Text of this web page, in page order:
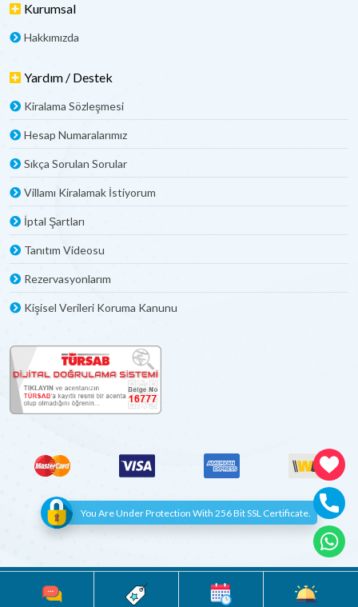
Kurumsal
Hakkımızda
Yardım / Destek
Kiralama Sözleşmesi
Hesap Numaralarımız
Sıkça Sorulan Sorular
Villamı Kiralamak İstiyorum
İptal Şartları
Tanıtım Videosu
Rezervasyonlarım
Kişisel Verileri Koruma Kanunu
You Are Under Protection With 256 Bit SSL Certificate.
© Copyright 2012 - 2022 | All Rights Reserved